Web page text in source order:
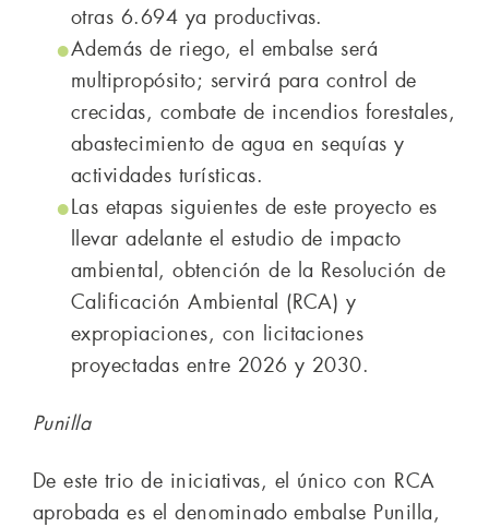
otras 6.694 ya productivas.
Además de riego, el embalse será
multipropósito; servirá para control de
crecidas, combate de incendios forestales,
abastecimiento de agua en sequías y
actividades turísticas.
Las etapas siguientes de este proyecto es
llevar adelante el estudio de impacto
ambiental, obtención de la Resolución de
Calificación Ambiental (RCA) y
expropiaciones, con licitaciones
proyectadas entre 2026 y 2030.
Punilla
De este trio de iniciativas, el único con RCA
aprobada es el denominado embalse Punilla,